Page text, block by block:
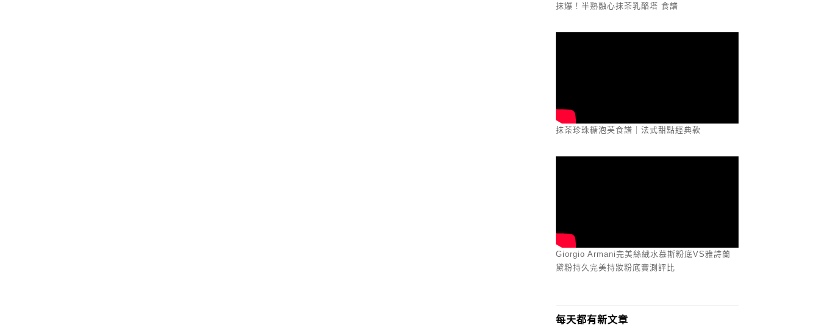
抹爆！半熟融心抹茶乳酪塔 食譜
抹茶珍珠糖泡芙食譜｜法式甜點經典款
Giorgio Armani完美絲絨水慕斯粉底VS雅詩蘭
黛粉持久完美持妝粉底實測評比
每天都有新文章